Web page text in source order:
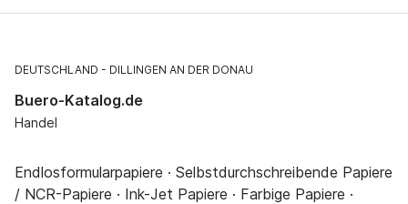
DEUTSCHLAND DILLINGEN AN DER DONAU
Buero-Katalog.de
Handel
Endlosformularpapiere · Selbstdurchschreibende Papiere
/ NCR-Papiere · Ink-Jet Papiere · Farbige Papiere ·